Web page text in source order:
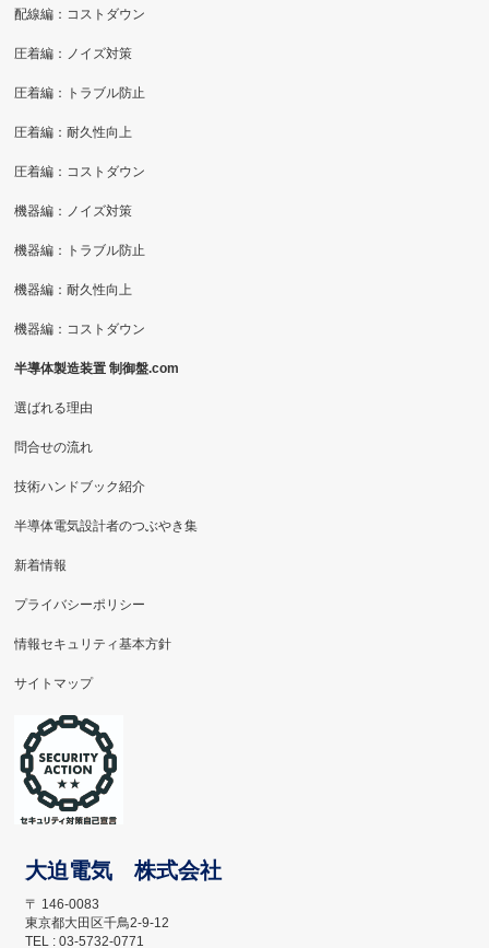
配線編：コストダウン
圧着編：ノイズ対策
圧着編：トラブル防止
圧着編：耐久性向上
圧着編：コストダウン
機器編：ノイズ対策
機器編：トラブル防止
機器編：耐久性向上
機器編：コストダウン
半導体製造装置 制御盤.com
選ばれる理由
問合せの流れ
技術ハンドブック紹介
半導体電気設計者のつぶやき集
新着情報
プライバシーポリシー
情報セキュリティ基本方針
サイトマップ
大迫電気 株式会社
〒 146-0083
東京都大田区千鳥2-9-12
TEL : 03-5732-0771